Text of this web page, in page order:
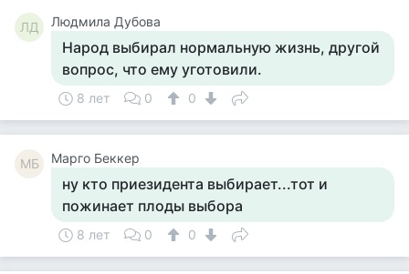
ЛД Людмила Дубова
Народ выбирал нормальную жизнь, другой
вопрос, что ему уготовили.
8 лет 0 0
MБ Mарго Беккер
ну кто приезидента выбирает...тот и
пожинает плоды выбора
8 лет 0 0